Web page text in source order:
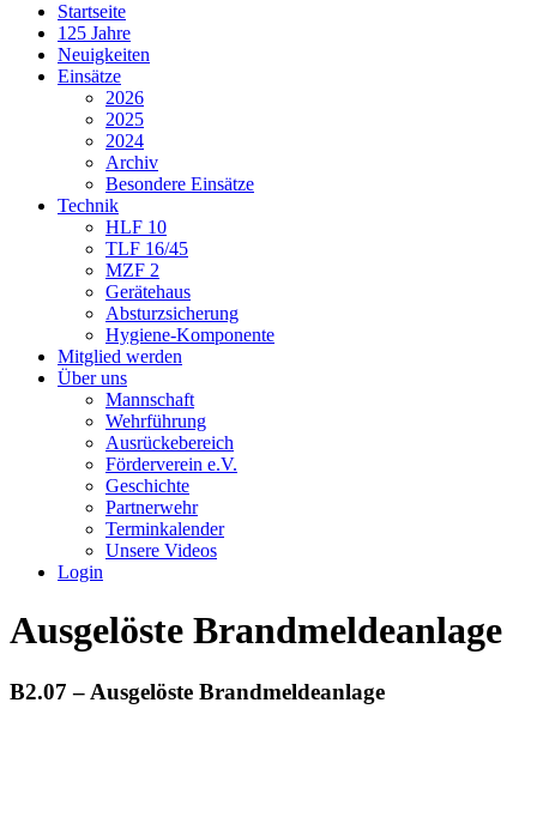
Startseite
125 Jahre
Neuigkeiten
Einsätze
2026
2025
2024
Archiv
Besondere Einsätze
Technik
HLF 10
TLF 16/45
MZF 2
Gerätehaus
Absturzsicherung
Hygiene-Komponente
Mitglied werden
Über uns
Mannschaft
Wehrführung
Ausrückebereich
Förderverein e.V.
Geschichte
Partnerwehr
Terminkalender
Unsere Videos
Login
Ausgelöste Brandmeldeanlage
B2.07 – Ausgelöste Brandmeldeanlage